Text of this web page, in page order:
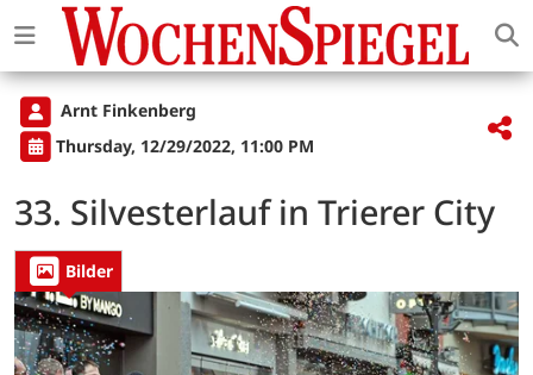
Arnt Finkenberg
Thursday, 12/29/2022, 11:00 PM
33. Silvesterlauf in Trierer City
Bilder